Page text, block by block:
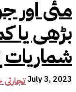
مئی اور
بڑھی یا
شماریات
July 3, 2023